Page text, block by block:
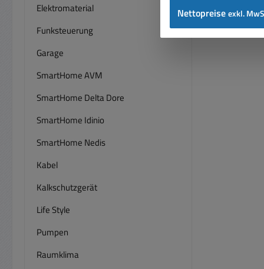
Elektromaterial
Funksteuerung
Garage
SmartHome AVM
SmartHome Delta Dore
SmartHome Idinio
SmartHome Nedis
Kabel
Kalkschutzgerät
Life Style
Pumpen
Raumklima
Nettopreiseexkl.